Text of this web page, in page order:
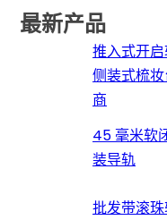
最新产品
推入式开
侧装式梳
商
45 毫米软
装导轨
批发带滚